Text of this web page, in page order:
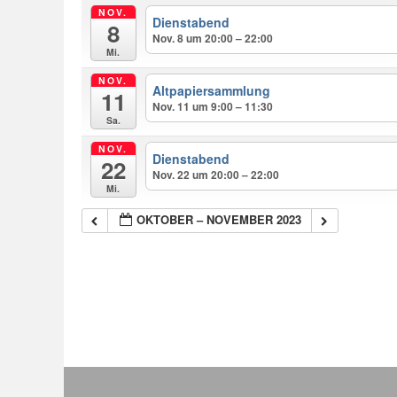
NOV.
8
Mi.
Dienstabend
Nov. 8 um 20:00 – 22:00
NOV.
11
Sa.
Altpapiersammlung
Nov. 11 um 9:00 – 11:30
NOV.
22
Mi.
Dienstabend
Nov. 22 um 20:00 – 22:00
OKTOBER – NOVEMBER 2023